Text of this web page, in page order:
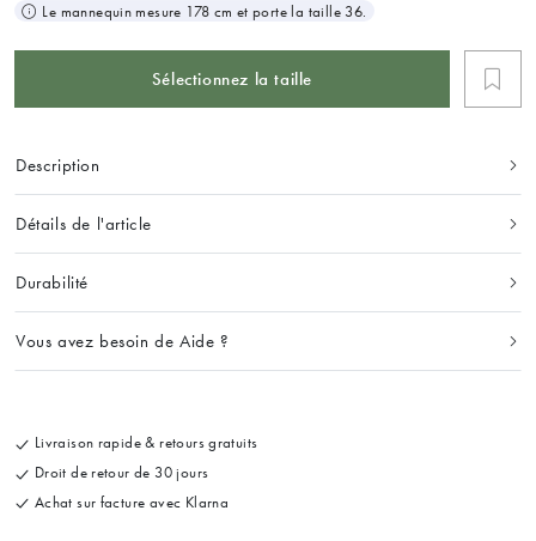
Le mannequin mesure 178 cm et porte la taille 36.
Sélectionnez la taille
Description
Détails de l'article
Durabilité
Vous avez besoin de Aide ?
Livraison rapide & retours gratuits
Droit de retour de 30 jours
Achat sur facture avec Klarna